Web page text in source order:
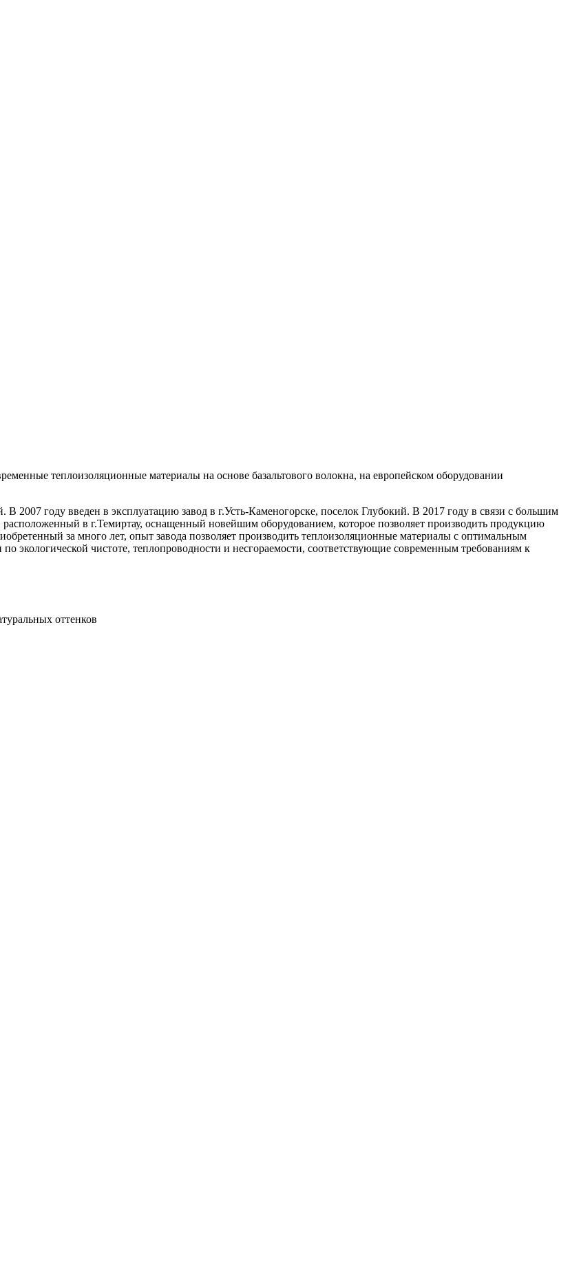
теплоизоляционные материалы на основе базальтового волокна, на европейском оборудовании
2007 году введен в эксплуатацию завод в г.Усть-Каменогорске, поселок Глубокий. В 2017 году в связи с большим
в г.Темиртау, оснащенный новейшим оборудованием, которое позволяет производить продукцию
за много лет, опыт завода позволяет производить теплоизоляционные материалы с оптимальным
экологической чистоте, теплопроводности и несгораемости, соответствующие современным требованиям к
оттенков